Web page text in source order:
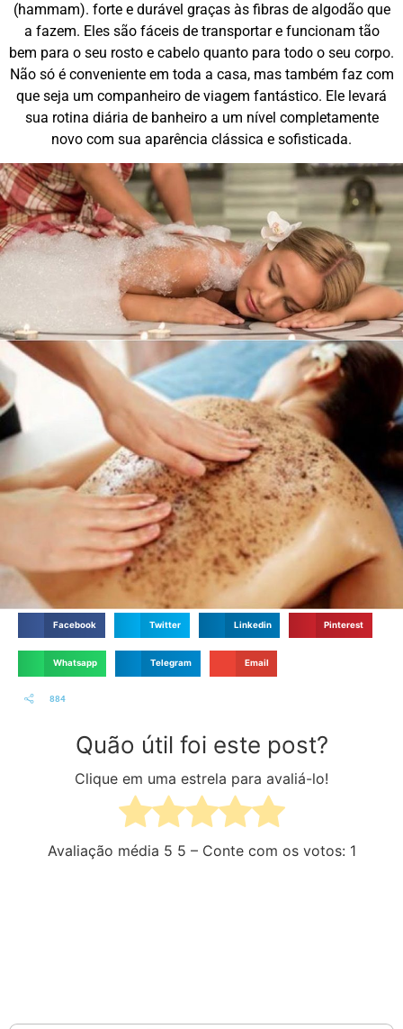
(hammam). forte e durável graças às fibras de algodão que
a fazem. Eles são fáceis de transportar e funcionam tão
bem para o seu rosto e cabelo quanto para todo o seu corpo.
Não só é conveniente em toda a casa, mas também faz com
que seja um companheiro de viagem fantástico. Ele levará
sua rotina diária de banheiro a um nível completamente
novo com sua aparência clássica e sofisticada.
Facebook Twitter Linkedin Pinterest
Whatsapp Telegram Email
884
Quão útil foi este post?
Clique em uma estrela para avaliá-lo!
Avaliação média 5 5 – Conte com os votos: 1